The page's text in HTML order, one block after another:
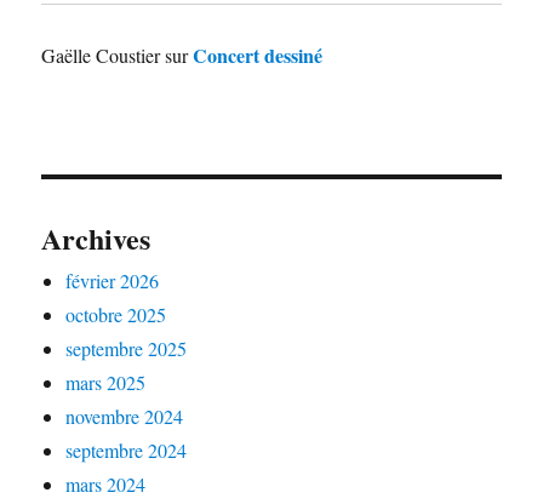
Gaëlle CoustiersurConcert dessiné
Archives
février 2026
octobre 2025
septembre 2025
mars 2025
novembre 2024
septembre 2024
mars 2024